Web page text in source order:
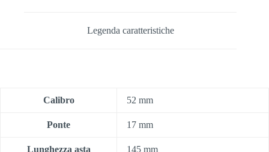
Legenda caratteristiche
Calibro 52 mm
Ponte 17 mm
Lunghezza asta 145 mm